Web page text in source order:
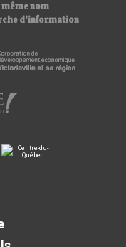
même nom
d’information